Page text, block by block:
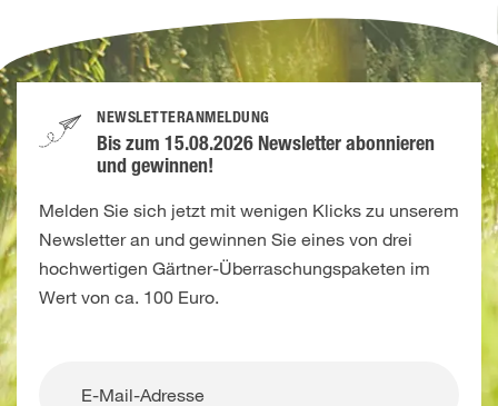
NEWSLETTERANMELDUNG
Bis zum 15.08.2026 Newsletter abonnieren
und gewinnen!
Melden Sie sich jetzt mit wenigen Klicks zu unserem
Newsletter an und gewinnen Sie eines von drei
hochwertigen Gärtner-Überraschungspaketen im
Wert von ca. 100 Euro.